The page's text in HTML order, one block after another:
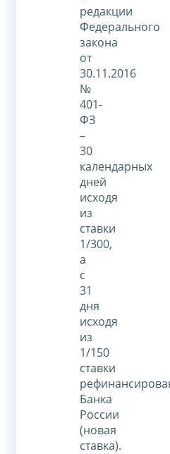
редакции
Федерального
закона
от
30.11.2016
№
401-
ФЗ
–
30
календарных
дней
исходя
из
ставки
1/300,
а
с
31
дня
исходя
из
1/150
ставки
Банка
России
(новая
ставка).